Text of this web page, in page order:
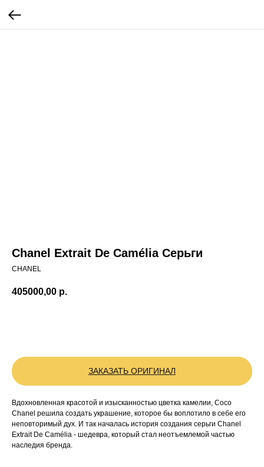
Chanel Extrait De Camélia Серьги
CHANEL
405000,00 р.
ЗАКАЗАТЬ ОРИГИНАЛ
Вдохновленная красотой и изысканностью цветка камелии, Coco
Chanel решила создать украшение, которое бы воплотило в себе его
неповторимый дух. И так началась история создания серьги Chanel
Extrait De Camélia - шедевра, который стал неотъемлемой частью
наследия бренда.